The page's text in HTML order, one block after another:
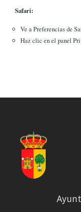
Safari:
Ve a Preferencias de
Haz clic en el panel